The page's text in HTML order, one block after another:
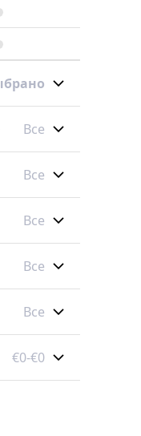
Все
Все
Все
Все
Все
€0-€0